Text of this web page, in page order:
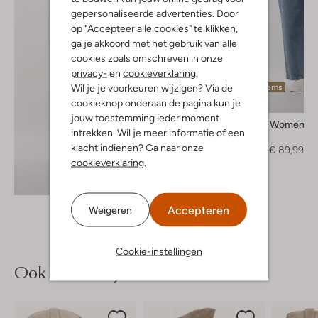
gepersonaliseerde advertenties. Door
op "Accepteer alle cookies" te klikken,
ga je akkoord met het gebruik van alle
cookies zoals omschreven in onze
privacy- en cookieverklaring.
Wil je je voorkeuren wijzigen? Via de
cookieknop onderaan de pagina kun je
jouw toestemming ieder moment
intrekken. Wil je meer informatie of een
klacht indienen? Ga naar onze
cookieverklaring.
Weigeren Accepteren
Cookie-instellingen
Laatste items
-40%
Selected Women
Jumpsuit
€ 89,99
Ook iets voor jou?